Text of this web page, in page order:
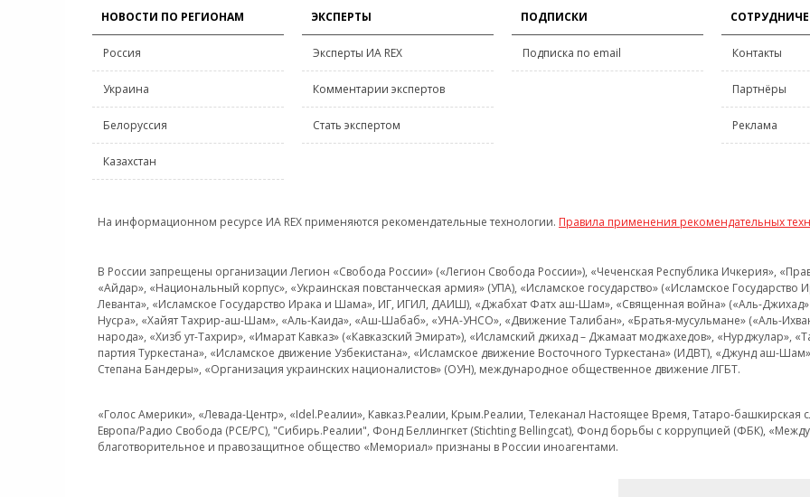
НОВОСТИ ПО РЕГИОНАМ
Россия
Украина
Белоруссия
Казахстан
ЭКСПЕРТЫ
Эксперты ИА REX
Комментарии экспертов
Стать экспертом
ПОДПИСКИ
Подписка по email Контакты
Партнёры
Реклама
На информационном ресурсе ИА REX применяются рекомендательные технологии. Правила применения рекомендательных
В России запрещены организации Легион «Свобода России» («Легион Свобода России»), «Чеченская Республика Ичкерия»,
«Айдар», «Национальный корпус», «Украинская повстанческая армия» (УПА), «Исламское государство» («Исламское
Леванта», «Исламское Государство Ирака и Шама», ИГ, ИГИЛ, ДАИШ), «Джабхат Фатх аш-Шам», «Священная война» («Аль-Джихад»
Нусра», «Хайят Тахрир-аш-Шам», «Аль-Каида», «Аш-Шабаб», «УНА-УНСО», «Движение Талибан», «Братья-мусульмане» («Аль-
народа», «Хизб ут-Тахрир», «Имарат Кавказ» («Кавказский Эмират»), «Исламский джихад – Джамаат моджахедов», «Нурджулар»,
партия Туркестана», «Исламское движение Узбекистана», «Исламское движение Восточного Туркестана» (ИДВТ), «Джунд аш-
Степана Бандеры», «Организация украинских националистов» (ОУН), международное общественное движение ЛГБТ.
«Голос Америки», «Левада-Центр», «Idel.Реалии», Кавказ.Реалии, Крым.Реалии, Телеканал Настоящее Время, Татаро-
Европа/Радио Свобода (PCE/PC), "Сибирь.Реалии", Фонд Беллингкет (Stichting Bellingcat), Фонд борьбы с коррупцией (ФБК),
благотворительное и правозащитное общество «Мемориал» признаны в России иноагентами.